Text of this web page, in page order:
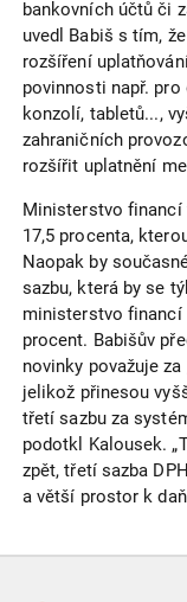
bankovních účtů či
uvedl Babiš s tím,
rozšíření
povinnosti např.
konzolí, tabletů...,
zahraničních
rozšířit uplatnění
Ministerstvo financí
17,5 procenta,
Naopak by
sazbu, která by se
ministerstvo financí
procent. Babišův
novinky považuje
jelikož přinesou
třetí sazbu za
podotkl Kalousek.
zpět, třetí sazba
a větší prostor k